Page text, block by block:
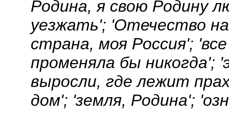
Родина, я свою Родину
уезжать'; 'Отечество
страна, моя Россия';
променяла бы никогда';
выросли, где лежит
дом'; 'земля, Родина';